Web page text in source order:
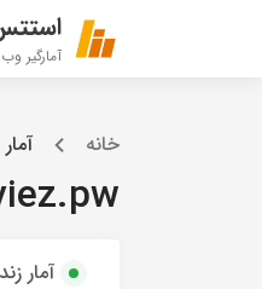
آمارگیر
خانه آمار
آمار